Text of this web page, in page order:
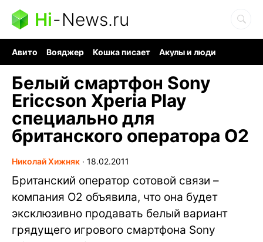
Hi-News.ru
Авито Вояджер Кошка писает
Акулы и люди
Белый смартфон Sony
Ericcson Xperia Play
специально для
британского оператора O2
Николай Хижняк ∙ 18.02.2011
Британский оператор сотовой связи –
компания O2 объявила, что она будет
эксклюзивно продавать белый вариант
грядущего игрового смартфона Sony